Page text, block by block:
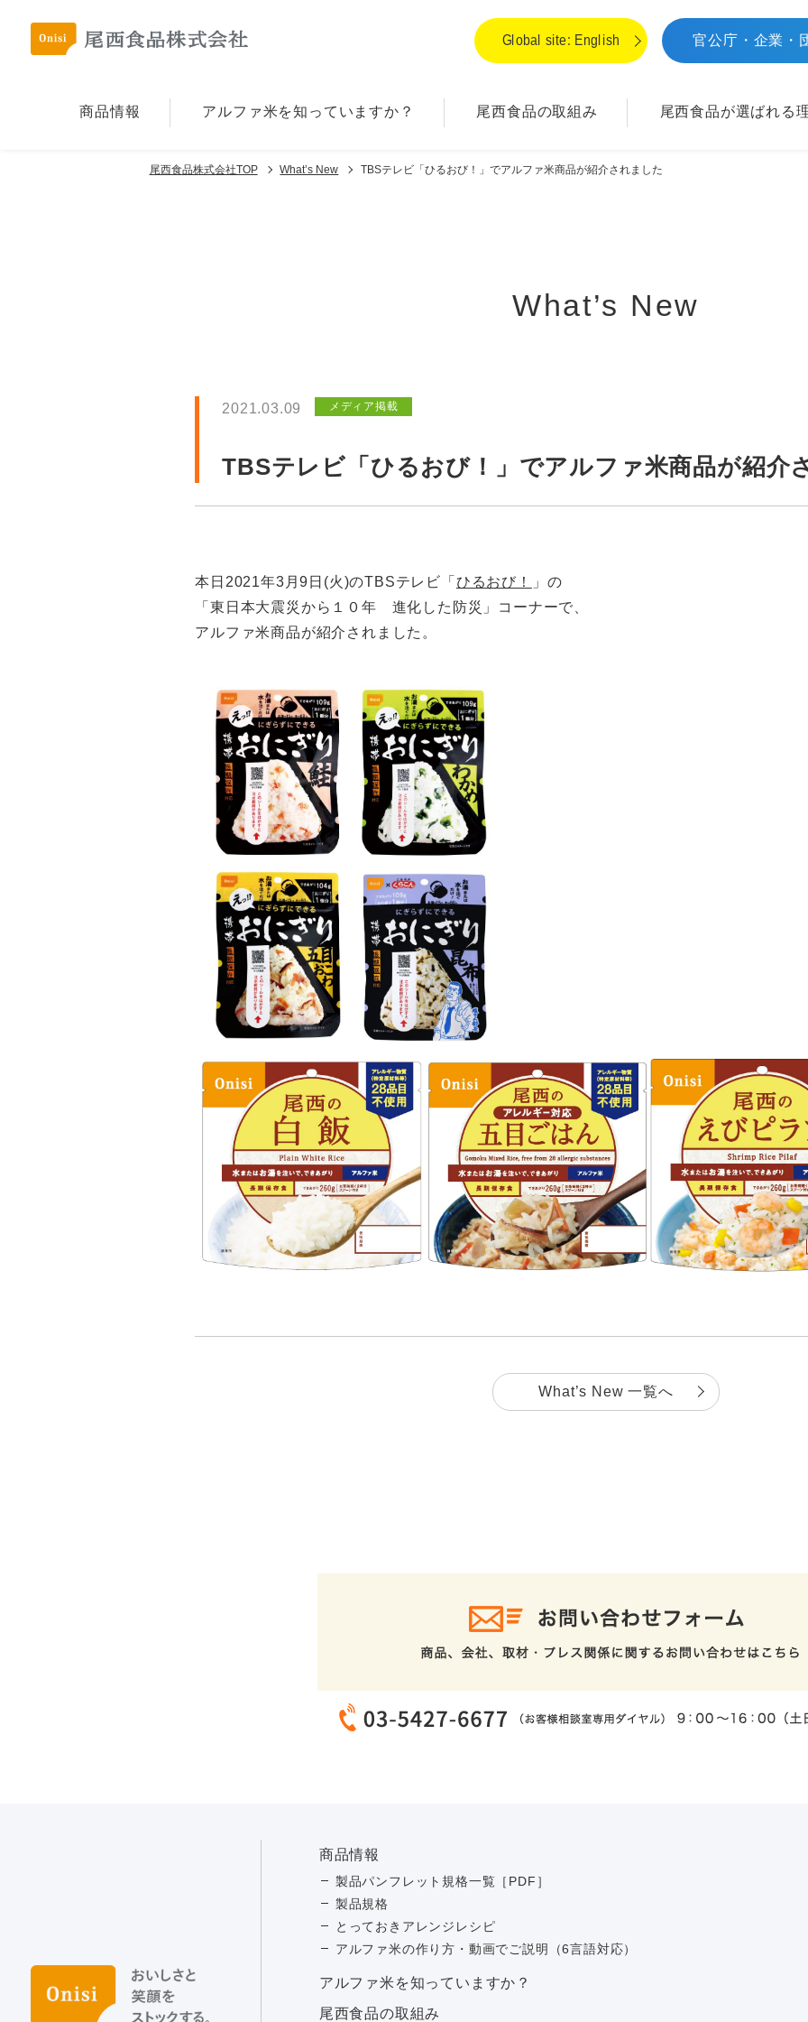
Global site: English 官公庁・企業・
商品情報 アルファ⽶を知っていますか？ 尾西食品の取組み 尾西食品が選ばれる
尾西食品株式会社TOP What’s New TBSテレビ「ひるおび！」でアルファ米商品が紹介されました
What’s New
2021.03.09 メディア掲載
TBSテレビ「ひるおび！」でアルファ米商品が紹介
本日2021年3月9日(火)のTBSテレビ「 ひるおび！
」の
「東日本大震災から１０年 進化した防災」コーナーで、
アルファ米商品が紹介されました。
What’s New 一覧へ
商品情報
製品パンフレット規格一覧［PDF］
製品規格
とっておきアレンジレシピ
アルファ米の作り方・動画でご説明（6言語対応）
アルファ⽶を知っていますか？
尾西食品の取組み